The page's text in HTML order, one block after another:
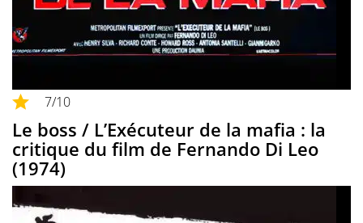
7/10
Le boss / L’Exécuteur de la mafia : la
critique du film de Fernando Di Leo
(1974)